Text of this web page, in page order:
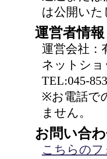
は公開い
運営者情報
運営会社：
ネットショ
TEL:045-
※お電話で
ません。
お問い合
こちらの